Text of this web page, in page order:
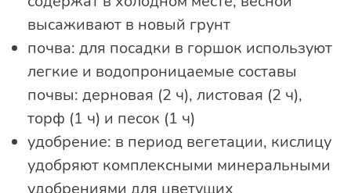
высаживают в новый грунт
почва: для посадки в горшок используют
легкие и водопроницаемые составы
почвы: дерновая (2 ч), листовая (2 ч),
торф (1 ч) и песок (1 ч)
удобрение: в период вегетации, кислицу
удобряют комплексными минеральными
удобрениями для цветущих